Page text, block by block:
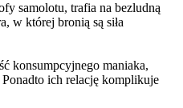
samolotu, trafia na bezludną
w której bronią są siła
konsumpcyjnego maniaka,
ich relację komplikuje